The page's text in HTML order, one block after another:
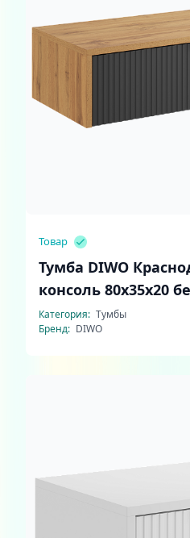
Товар
Тумба DIWO
консоль 80x35x20
ручка черный
Категория: Тумбы
Бренд: DIWO